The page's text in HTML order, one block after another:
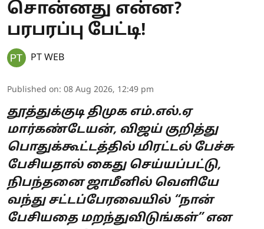
சொன்னது என்ன?
பரபரப்பு பேட்டி!
PT WEB
Published on: 08 Aug 2026, 12:49 pm
தூத்துக்குடி திமுக எம்.எல்.ஏ
மார்கண்டேயன், விஜய் குறித்து
பொதுக்கூட்டத்தில் மிரட்டல் பேச்சு
பேசியதால் கைது செய்யப்பட்டு,
நிபந்தனை ஜாமீனில் வெளியே
வந்து சட்டப்பேரவையில் “நான்
பேசியதை மறந்துவிடுங்கள்” என